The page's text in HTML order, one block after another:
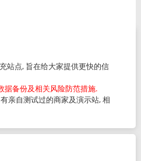
站点, 旨在给大家提供更快的信
据备份及相关风险防范措施.
亲自测试过的商家及演示站, 相